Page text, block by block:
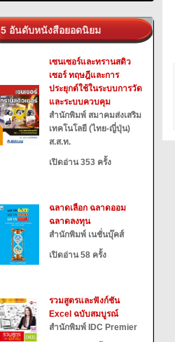
5 อันดับหนังสือยอดนิยม
เซนเซอร์และทรานสดิว
เซอร์ ทฤษฎีและการ
ประยุกต์ใช้ในระบบการวัด
และระบบควบคุม
สำนักพิมพ์ สมาคมส่งเสริม
เทคโนโลยี (ไทย-ญี่ปุ่น)
ส.ส.ท.
เปิดอ่าน 353 ครั้ง
ฉลาดเลือก ฉลาดออม
ฉลาดลงทุน
สำนักพิมพ์ เนชั่นบุ๊คส์
เปิดอ่าน 58 ครั้ง
รวมสูตรและฟังก์ชัน
Excel ฉบับสมบูรณ์
สำนักพิมพ์ IDC Premier